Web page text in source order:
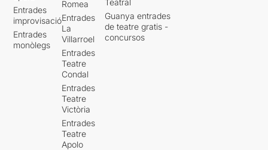
Entrades
improvisació
Entrades
monòlegs
Romea
Entrades
La
Villarroel
Entrades
Teatre
Condal
Entrades
Teatre
Victòria
Entrades
Teatre
Apolo
Teatral
Guanya entrades
de teatre gratis -
concursos